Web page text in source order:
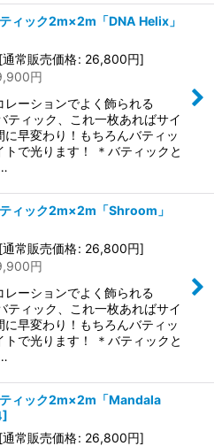
ィック2m×2m「DNA Helix」
[通常販売価格: 26,800円]
円
レーションでよく飾られる
ティック、これ一枚あればサイ
に早変わり！もちろんバティッ
トで光ります！ ＊バティックと
ィック2m×2m「Shroom」
[通常販売価格: 26,800円]
円
レーションでよく飾られる
ティック、これ一枚あればサイ
に早変わり！もちろんバティッ
トで光ります！ ＊バティックと
ィック2m×2m「Mandala
]
[通常販売価格: 26,800円]